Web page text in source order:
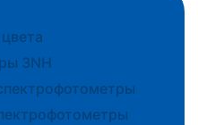
3NH